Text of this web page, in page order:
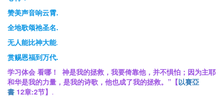
赞美声音响云霄.
全地歌颂祂圣名.
无人能比神大能.
赏赐恩福到万代.
学习体会 看哪！ 神是我的拯救，我要倚靠他，并不惧怕；因为主耶
和华是我的力量，是我的诗歌，他也成了我的拯救。”【以賽亞
書 12章:2节】 .